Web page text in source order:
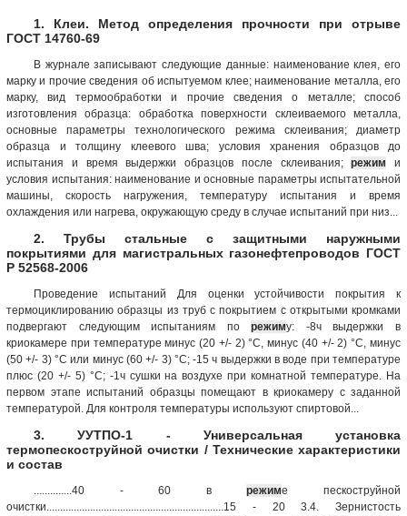
1. Клеи. Метод определения прочности при отрыве
ГОСТ 14760-69
В журнале записывают следующие данные: наименование клея, его
марку и прочие сведения об испытуемом клее; наименование металла, его
марку, вид термообработки и прочие сведения о металле; способ
изготовления образца: обработка поверхности склеиваемого металла,
основные параметры технологического режима склеивания; диаметр
образца и толщину клеевого шва; условия хранения образцов до
испытания и время выдержки образцов после склеивания;режим и
условия испытания: наименование и основные параметры испытательной
машины, скорость нагружения, температуру испытания и время
охлаждения или нагрева, окружающую среду в случае испытаний при низ...
2. Трубы стальные с защитными наружными
покрытиями для магистральных газонефтепроводов ГОСТ
Р 52568-2006
Проведение испытаний Для оценки устойчивости покрытия к
термоциклированию образцы из труб с покрытием с открытыми кромками
подвергают следующим испытаниям порежиму: -8ч выдержки в
криокамере при температуре минус (20 +/- 2) °C, минус (40 +/- 2) °C, минус
(50 +/- 3) °C или минус (60 +/- 3) °C; -15 ч выдержки в воде при температуре
плюс (20 +/- 5) °C; -1ч сушки на воздухе при комнатной температуре. На
первом этапе испытаний образцы помещают в криокамеру с заданной
температурой. Для контроля температуры используют спиртовой...
3. УУТПО-1 - Универсальная установка
термопескоструйной очистки / Технические характеристики
и состав
..............40 - 60 врежиме пескоструйной
очистки.................................................................15 - 20 3.4. Зернистость